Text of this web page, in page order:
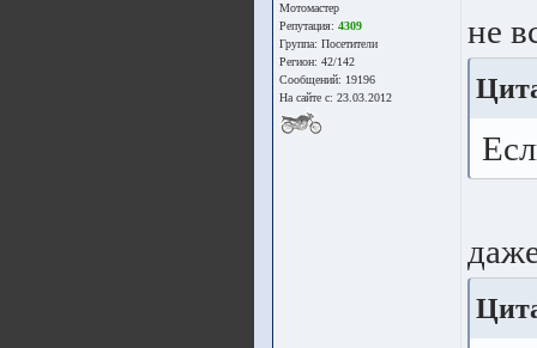
Мотомастер
Репутация: 4309
Группа: Посетители
Регион: 42/142
Сообщений: 19196
На сайте с: 23.03.2012
не